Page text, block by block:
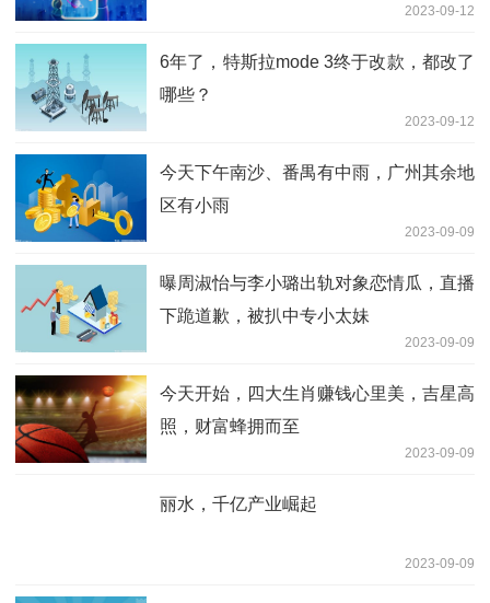
2023-09-12
6年了，特斯拉mode 3终于改款，都改了
哪些？
2023-09-12
今天下午南沙、番禺有中雨，广州其余地
区有小雨
2023-09-09
曝周淑怡与李小璐出轨对象恋情瓜，直播
下跪道歉，被扒中专小太妹
2023-09-09
今天开始，四大生肖赚钱心里美，吉星高
照，财富蜂拥而至
2023-09-09
丽水，千亿产业崛起
2023-09-09